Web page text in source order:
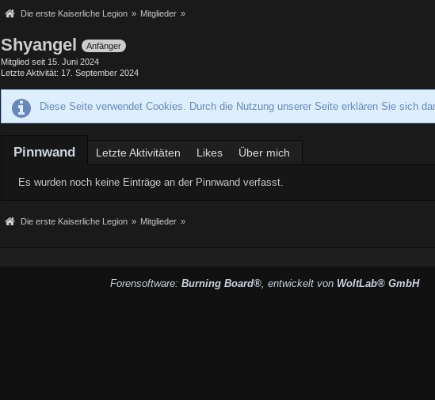
Die erste Kaiserliche Legion » Mitglieder »
Shyangel
Anfänger
Mitglied seit 15. Juni 2024
Letzte Aktivität 17. September 2024
Diese Seite verwendet Cookies. Durch die Nutzung unserer Seite erklären Sie sich
Pinnwand Letzte Aktivitäten Likes Über mich
Es wurden noch keine Einträge an der Pinnwand verfasst.
Die erste Kaiserliche Legion » Mitglieder »
Forensoftware: Burning Board®, entwickelt von WoltLab® GmbH